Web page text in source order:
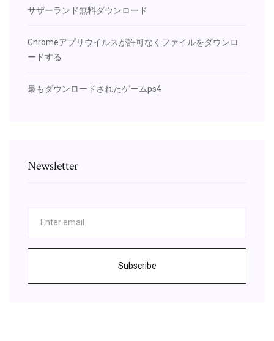
サザーランド無料ダウンロード
Chromeアプリウイルスが許可なくファイルをダウンロ
ードする
最もダウンロードされたゲームps4
Newsletter
Subscribe